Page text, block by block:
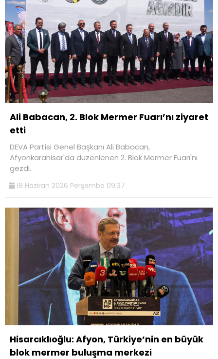
Ali Babacan, 2. Blok Mermer Fuarı’nı ziyaret
etti
DEVA Partisi Genel Başkanı Ali Babacan,
Afyonkarahisar'da düzenlenen 2. Blok Mermer Fuarı'nı
gezdi.
18 Haziran 2026 Perşembe 09:37
Hisarcıklıoğlu: Afyon, Türkiye’nin en büyük
blok mermer buluşma merkezi